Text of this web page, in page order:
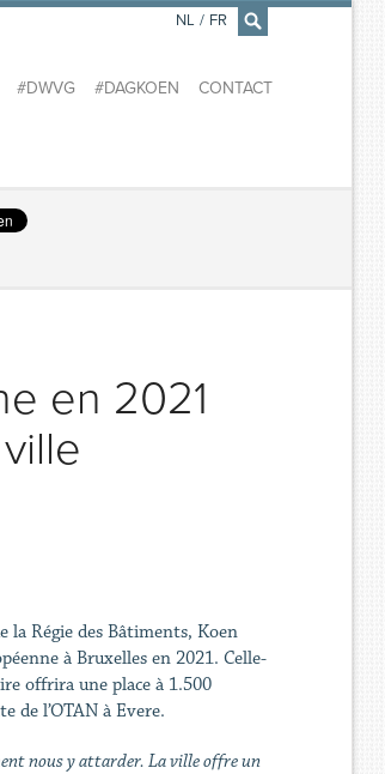
×
#DWVG #DAGKOEN CONTACT
NL / FR
en 2021
la Régie des Bâtiments, Koen
à Bruxelles en 2021. Celle-
offrira une place à 1.500
de l’OTAN à Evere.
nous y attarder. La ville offre un